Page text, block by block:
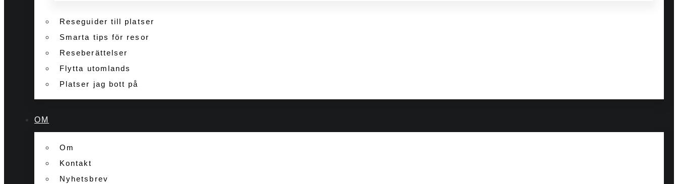
Reseguider till platser
Smarta tips för resor
Reseberättelser
Flytta utomlands
Platser jag bott på
OM
Om
Kontakt
Nyhetsbrev